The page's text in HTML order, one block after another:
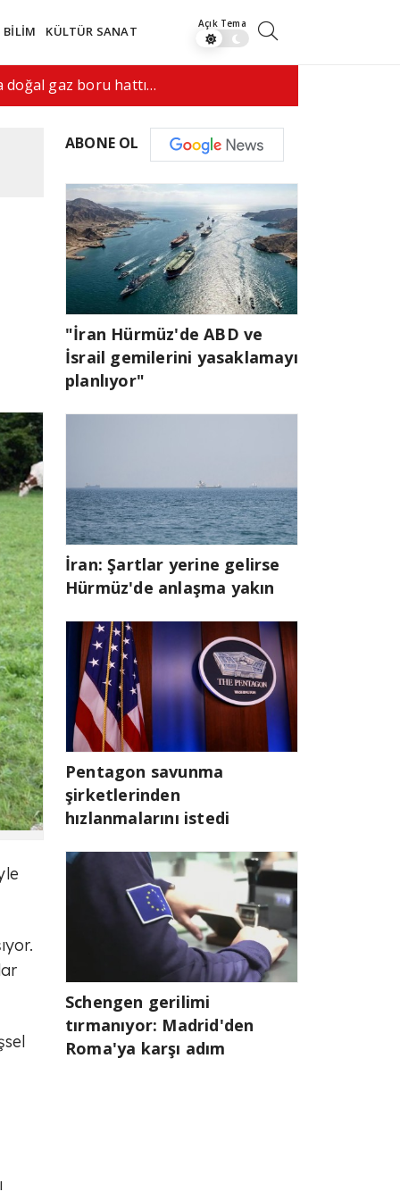
BİLİM KÜLTÜR SANAT
yapmak istiyor"
ABONE OL
"İran Hürmüz'de ABD ve
İsrail gemilerini yasaklamayı
planlıyor"
İran: Şartlar yerine gelirse
Hürmüz'de anlaşma yakın
Pentagon savunma
şirketlerinden
hızlanmalarını istedi
Schengen gerilimi
tırmanıyor: Madrid'den
Roma'ya karşı adım